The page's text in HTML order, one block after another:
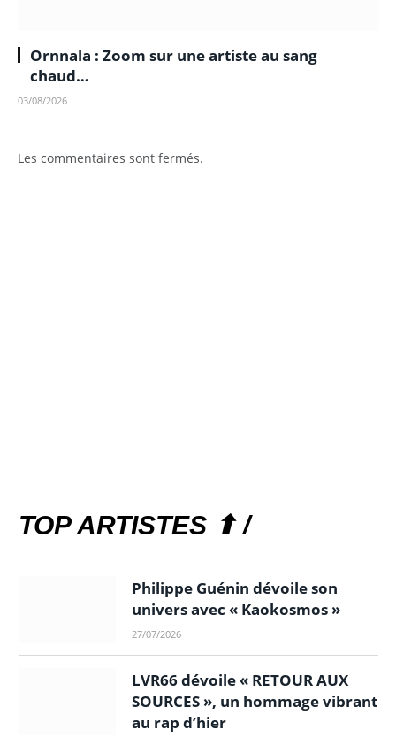
Ornnala : Zoom sur une artiste au sang
chaud…
03/08/2026
Les commentaires sont fermés.
TOP ARTISTES ⬆ /
Philippe Guénin dévoile son
univers avec « Kaokosmos »
27/07/2026
LVR66 dévoile « RETOUR AUX
SOURCES », un hommage vibrant
au rap d’hier